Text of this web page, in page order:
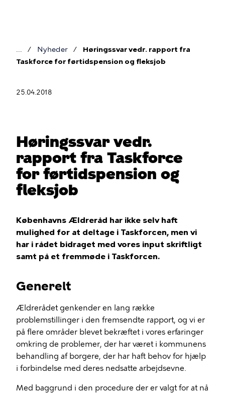
Brødkrumme
Nyheder
Høringssvar vedr. rapport fra
Taskforce for førtidspension og fleksjob
25.04.2018
Høringssvar vedr.
rapport fra Taskforce
for førtidspension og
fleksjob
Københavns Ældreråd har ikke selv haft
mulighed for at deltage i Taskforcen, men vi
har i rådet bidraget med vores input skriftligt
samt på et fremmøde i Taskforcen.
Generelt
Ældrerådet genkender en lang række
problemstillinger i den fremsendte rapport, og vi er
på flere områder blevet bekræftet i vores erfaringer
omkring de problemer, der har været i kommunens
behandling af borgere, der har haft behov for hjælp
i forbindelse med deres nedsatte arbejdsevne.
Med baggrund i den procedure der er valgt for at nå